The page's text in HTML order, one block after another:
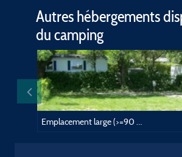
Autres hébergements
du camping